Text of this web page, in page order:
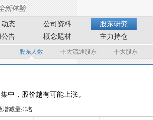
态 公司资料 股东研究
告
概念题材 主力持仓
股东人数 十大流通股东 十大股东
中，股价越有可能上涨。
增减量排名